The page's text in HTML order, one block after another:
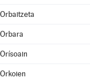
Orbaitzeta
Orbara
Orísoain
Orkoien